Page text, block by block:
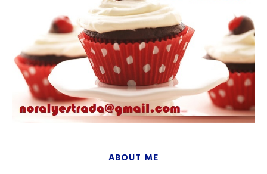
ABOUT ME